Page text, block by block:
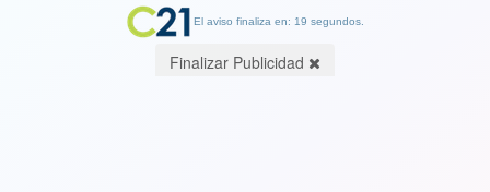
El aviso finaliza en: 19 segundos.
Finalizar Publicidad